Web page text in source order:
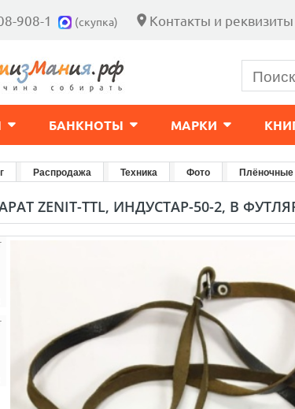
908-1 (скупка) Контакты и реквизиты
БАНКНОТЫ МАРКИ
Распродажа Техника Фото Плёночные
ZENIT-TTL, ИНДУСТАР-50-2, В